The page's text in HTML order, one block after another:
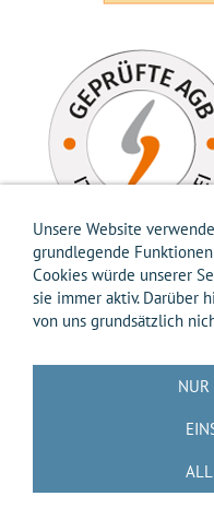
Versandkosten-Info
Entsorgung gemäß
🟨📝 VERTRAG
Unsere Website
grundlegende
Cookies würde unserer
sie immer aktiv. Darüber
von uns grundsätzlich
NUR